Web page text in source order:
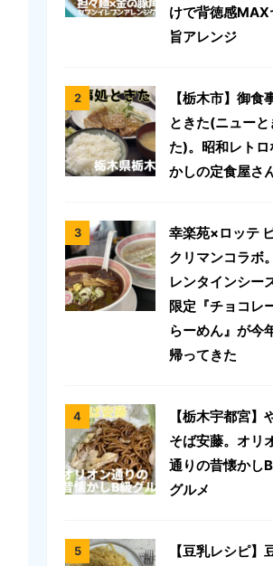
けで背徳感MAX
旨アレンジ
【栃木市】御食
ときた(ニューと
た)。昭和レトロ
かしの定食屋さ
幸楽苑×ロッテ
クリマンコラボ
レンタインシー
限定『チョコレ
らーめん』が今
帰ってきた
【栃木宇都宮】
そば安藤。オリ
通りの昔懐かし
グルメ
【豆乳レシピ】